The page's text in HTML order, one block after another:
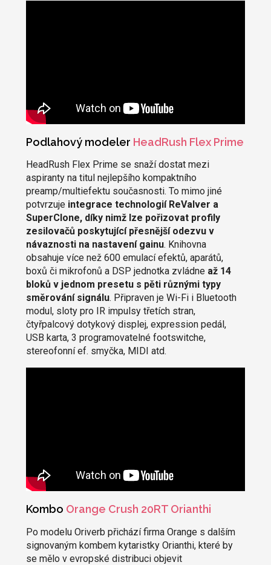
Podlahový modeler HeadRush Flex Prime
HeadRush Flex Prime se snaží dostat mezi
aspiranty na titul nejlepšího kompaktního
preamp/multiefektu současnosti. To mimo jiné
potvrzuje integrace technologií ReValver a
SuperClone, díky nimž lze pořizovat profily
zesilovačů poskytující přesnější odezvu v
návaznosti na nastavení gainu. Knihovna
obsahuje více než 600 emulací efektů, aparátů,
boxů či mikrofonů a DSP jednotka zvládne až 14
bloků v jednom presetu s pěti různými typy
směrování signálu. Připraven je Wi-Fi i Bluetooth
modul, sloty pro IR impulsy třetích stran,
čtyřpalcový dotykový displej, expression pedál,
USB karta, 3 programovatelné footswitche,
stereofonní ef. smyčka, MIDI atd.
Kombo Orange Crush 20RT Orianthi
Po modelu Oriverb přichází firma Orange s dalším
signovaným kombem kytaristky Orianthi, které by
se mělo v evropské distribuci objevit